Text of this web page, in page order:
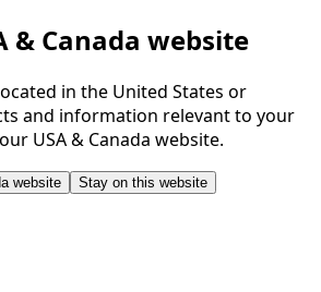
& Canada website
in the United States or
and information relevant to your
USA & Canada website.
website Stay on this website